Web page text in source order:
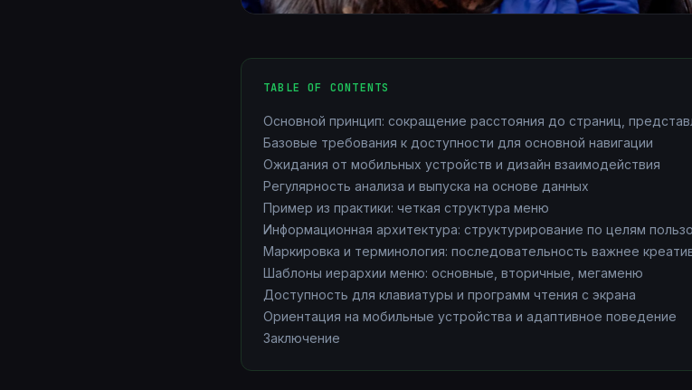
TABLE OF CONTENTS
Основной принцип: сокращение расстояния до страниц,
Базовые требования к доступности для основной навигации
Ожидания от мобильных устройств и дизайн взаимодействия
Регулярность анализа и выпуска на основе данных
Пример из практики: четкая структура меню
Информационная архитектура: структурирование по целям
Маркировка и терминология: последовательность важнее
Шаблоны иерархии меню: основные, вторичные, мегаменю
Доступность для клавиатуры и программ чтения с экрана
Ориентация на мобильные устройства и адаптивное поведение
Заключение